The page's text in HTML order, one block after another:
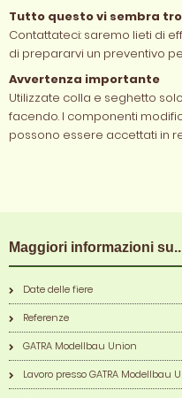
Tutto questo vi sembra
Contattateci: saremo lieti di
di prepararvi un preventivo
Avvertenza importante
Utilizzate colla e seghetto
facendo. I componenti
possono essere accettati in
Maggiori informazioni
Date delle fiere
Referenze
GATRA Modellbau Union
Lavoro presso GATRA Modellbau